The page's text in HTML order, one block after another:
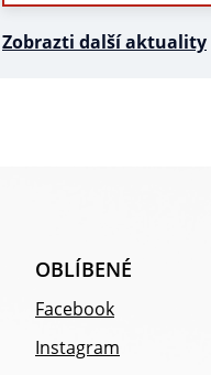
Zobrazti další aktuality
OBLÍBENÉ
Facebook
Instagram